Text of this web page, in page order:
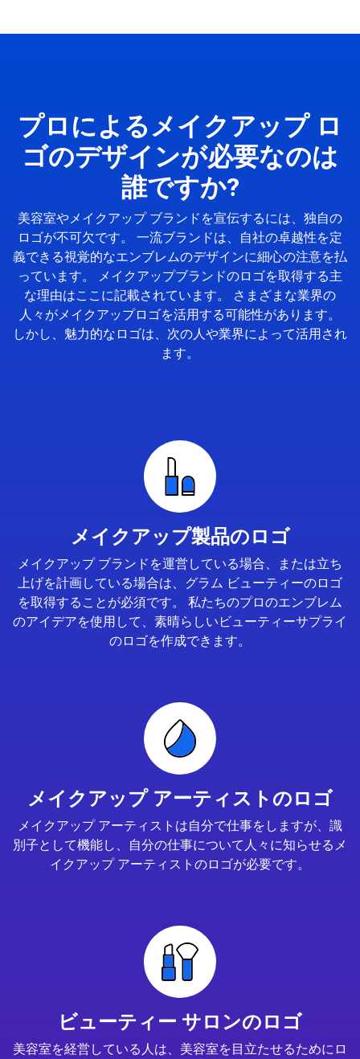
プロによるメイクアップ ロ
ゴのデザインが必要なのは
誰ですか?
美容室やメイクアップ ブランドを宣伝するには、独自の
ロゴが不可欠です。 一流ブランドは、自社の卓越性を定
義できる視覚的なエンブレムのデザインに細心の注意を払
っています。 メイクアップブランドのロゴを取得する主
な理由はここに記載されています。 さまざまな業界の
人々がメイクアップロゴを活用する可能性があります。
しかし、魅力的なロゴは、次の人や業界によって活用され
ます。
メイクアップ製品のロゴ
メイクアップ ブランドを運営している場合、または立ち
上げを計画している場合は、グラム ビューティーのロゴ
を取得することが必須です。 私たちのプロのエンブレム
のアイデアを使用して、素晴らしいビューティーサプライ
のロゴを作成できます。
メイクアップ アーティストのロゴ
メイクアップ アーティストは自分で仕事をしますが、識
別子として機能し、自分の仕事について人々に知らせるメ
イクアップ アーティストのロゴが必要です。
ビューティー サロンのロゴ
美容室を経営している人は、美容室を目立たせるためにロ